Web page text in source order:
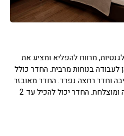
מרווח להפליא ומציע את
לעבודה בנוחות מרבית. החדר כולל
וחדר רחצה נפרד. החדר מאובזר
בכל הדרוש לכם לשהייה מהנה ומוצלחת. החדר יכול להכיל עד 2